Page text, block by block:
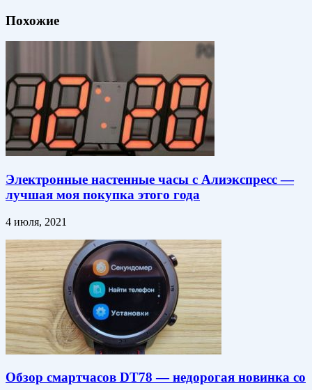
Похожие
Электронные настенные часы с Алиэкспресс —
лучшая моя покупка этого года
4 июля, 2021
Обзор смартчасов DT78 — недорогая новинка со